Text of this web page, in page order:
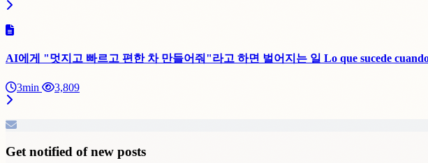
AI에게 "멋지고 빠르고 편한 차 만들어줘"라고 하면 벌어지는 일 Lo que sucede
3min 3,809
Get notified of new posts